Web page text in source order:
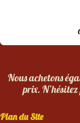
Nous achetons
prix.
Plan du Site